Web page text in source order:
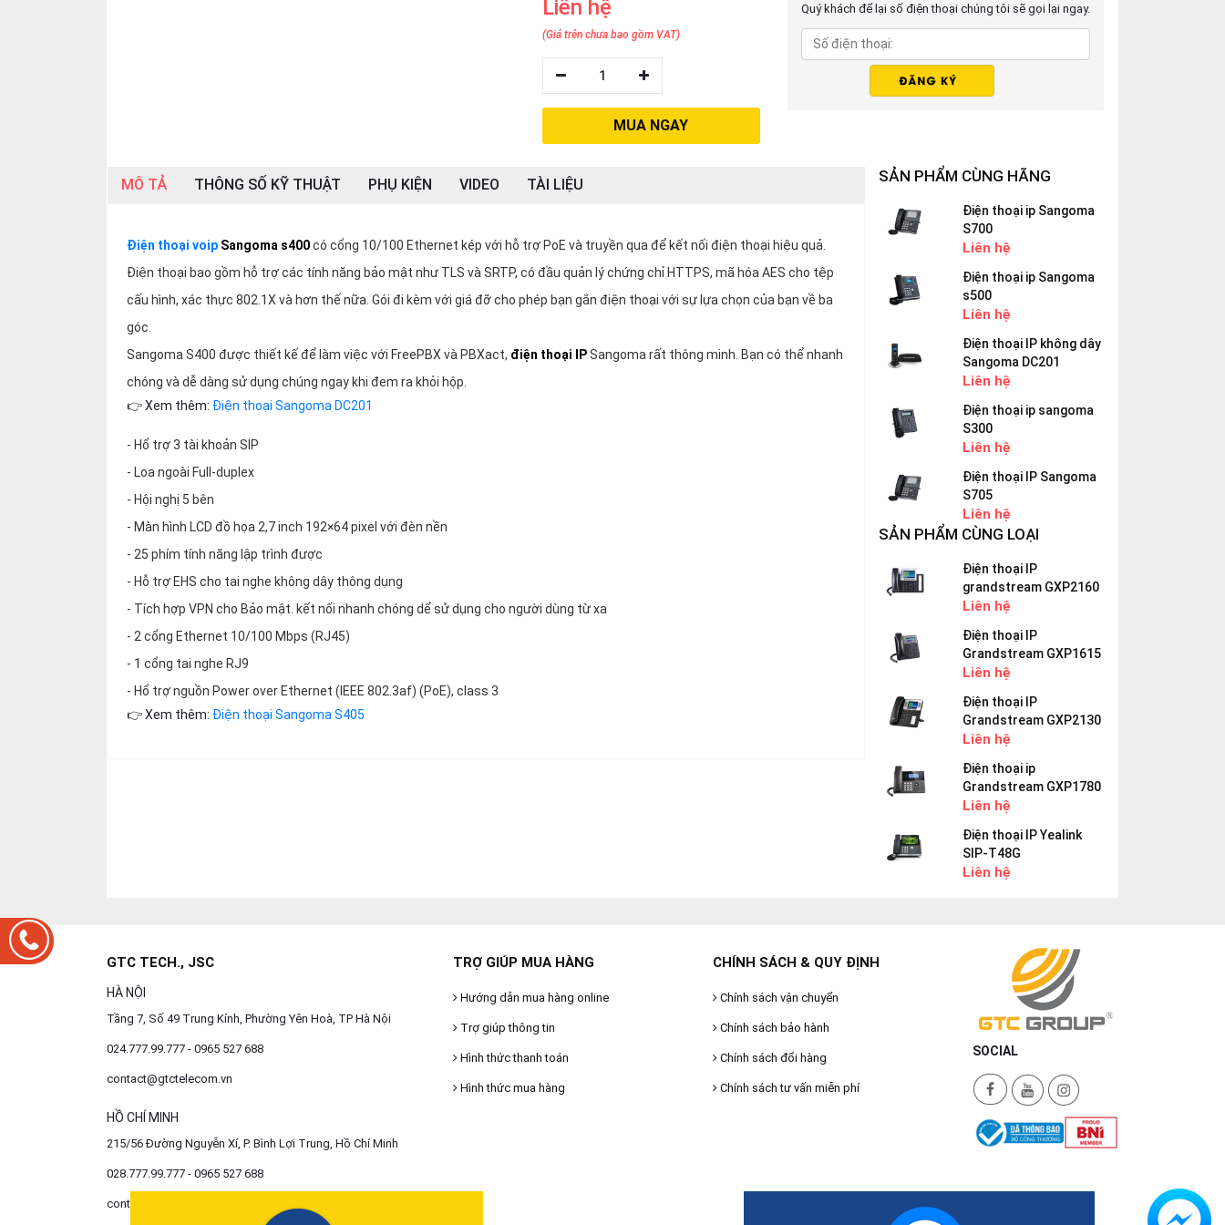
Liên hệ
(Giá trên chưa bao gồm VAT)
1
MUA NGAY
Quý khách để lại số điện thoại chúng tôi sẽ gọi lại ngay.
MÔ TẢ THÔNG SỐ KỸ THUẬT PHỤ KIỆN VIDEO TÀI LIỆU
Điện thoại voip Sangoma s400có cổng 10/100 Ethernet kép với hỗ trợ PoE và truyền qua để kết nối điện thoại hiệu quả.
Điện thoại bao gồm hỗ trợ các tính năng bảo mật như TLS và SRTP, có đầu quản lý chứng chỉ HTTPS, mã hóa AES cho tệp
cấu hình, xác thực 802.1X và hơn thế nữa. Gói đi kèm với giá đỡ cho phép bạn gắn điện thoại với sự lựa chọn của bạn về ba
góc.
Sangoma S400 được thiết kế để làm việc với FreePBX và PBXact, điện thoại IPSangoma rất thông minh. Bạn có thể nhanh
chóng và dễ dàng sử dụng chúng ngay khi đem ra khỏi hộp.
👉 Xem thêm: Điện thoại Sangoma DC201
- Hổ trợ 3 tài khoản SIP
- Loa ngoài Full-duplex
- Hội nghị 5 bên
- Màn hình LCD đồ họa 2,7 inch 192×64 pixel với đèn nền
- 25 phím tính năng lập trình được
- Hỗ trợ EHS cho tai nghe không dây thông dụng
- Tích hợp VPN cho Bảo mật. kết nối nhanh chóng dể sử dụng cho người dùng từ xa
- 2 cổng Ethernet 10/100 Mbps (RJ45)
- 1 cổng tai nghe RJ9
- Hổ trợ nguồn Power over Ethernet (IEEE 802.3af) (PoE), class 3
👉 Xem thêm: Điện thoại Sangoma S405
SẢN PHẨM CÙNG HÃNG
Điện thoại ip Sangoma
S700
Liên hệ
Điện thoại ip Sangoma
s500
Liên hệ
Điện thoại IP không dây
Sangoma DC201
Liên hệ
Điện thoại ip sangoma
S300
Liên hệ
Điện thoại IP Sangoma
S705
Liên hệ
SẢN PHẨM CÙNG LOẠI
Điện thoại IP
grandstream GXP2160
Liên hệ
Điện thoại IP
Grandstream GXP1615
Liên hệ
Điện thoại IP
Grandstream GXP2130
Liên hệ
Điện thoại ip
Grandstream GXP1780
Liên hệ
Điện thoại IP Yealink
SIP-T48G
Liên hệ
GTC TECH., JSC
HÀ NỘI
Tầng 7, Số 49 Trung Kính, Phường Yên Hoà, TP Hà Nội
024.777.99.777 - 0965 527 688
contact@gtctelecom.vn
HỒ CHÍ MINH
215/56 Đường Nguyễn Xí, P. Bình Lợi Trung, Hồ Chí Minh
028.777.99.777 - 0965 527 688
contact@gtctelecom.vn
TRỢ GIÚP MUA HÀNG
Hướng dẫn mua hàng online
Trợ giúp thông tin
Hình thức thanh toán
Hình thức mua hàng
CHÍNH SÁCH & QUY ĐỊNH
Chính sách vận chuyển
Chính sách bảo hành
Chính sách đổi hàng
Chính sách tư vấn miễn phí
SOCIAL